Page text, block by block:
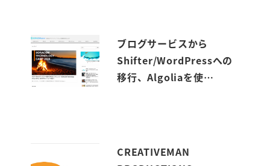
ブログサービスから
Shifter/WordPressへの
移行、Algoliaを使…
CREATIVEMAN